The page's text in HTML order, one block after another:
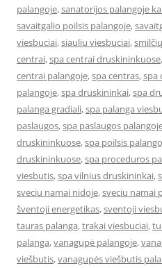
palangoje,sanatorijos palangoje
savaitgalio poilsis palangoje,
viesbuciai,siauliu viesbuciai,
centrai,spa centrai druskininkuose,
centrai palangoje,spa centras,spa
palangoje,spa druskininkai,spa
palanga gradiali,spa palanga
paslaugos,spa paslaugos
druskininkuose,spa poilsis
druskininkuose,spa proceduros
viesbutis,spa vilnius druskininkai,
sveciu namai nidoje,sveciu namai
šventoji energetikas,sventoji
tauras palanga,trakai viesbuciai,
palanga,vanagupė palangoje,
viešbutis,vanagupės viešbutis